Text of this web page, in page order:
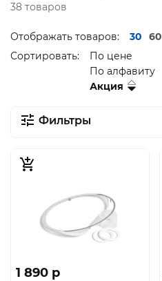
38 товаров
Отображать товаров: 30 60
Сортировать:
По цене
По алфавиту
Акция
Фильтры
1 890 p